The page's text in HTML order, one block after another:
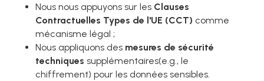
Nous nous appuyons sur les Clauses
Contractuelles Types de l'UE (CCT) comme
mécanisme légal ;
Nous appliquons des mesures de sécurité
techniques supplémentaires(e.g., le
chiffrement) pour les données sensibles.